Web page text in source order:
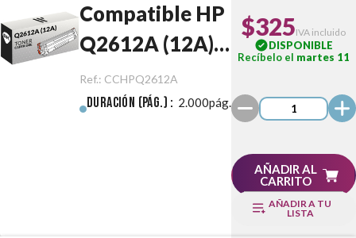
Compatible HP
Q2612A (12A)
Negro
Ref.: CCHPQ2612A
Duración (pág.) : 2.000pág.
$325IVA incluido
DISPONIBLE
Recíbelo el martes 11
AÑADIR AL
CARRITO
AÑADIR A TU
LISTA